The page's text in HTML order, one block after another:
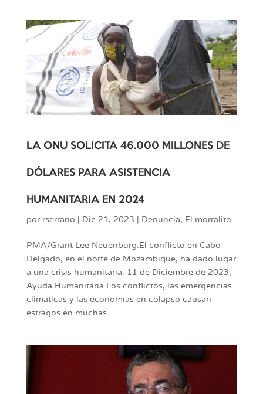
LA ONU SOLICITA 46.000 MILLONES DE
DÓLARES PARA ASISTENCIA
HUMANITARIA EN 2024
por rserrano Dic 21, 2023 Denuncia, El morralito
PMA/Grant Lee Neuenburg.El conflicto en Cabo
Delgado, en el norte de Mozambique, ha dado lugar
a una crisis humanitaria. 11 de Diciembre de 2023,
Ayuda Humanitaria Los conflictos, las emergencias
climáticas y las economías en colapso causan
estragos en muchas...